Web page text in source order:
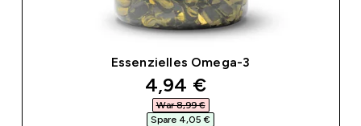
Essenzielles Omega-3
discounted price
4,94 €‎
War 8,99 €‎
Spare 4,05 €‎